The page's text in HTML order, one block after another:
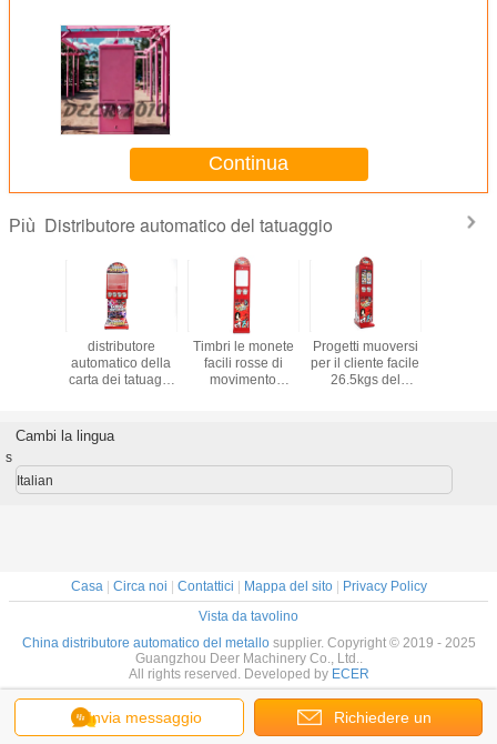
Continua
Più Distributore automatico del tatuaggio
della
di
distributore
automatico della
carta dei tatuaggi
metallo per i
bambini
Timbri le monete
facili rosse di
movimento
per il centro del
Progetti muoversi
per il cliente facile
26.5kgs del
Invia messaggio Richiedere un
Cambi la lingua
s
Italian
Casa| Circa noi | Contattici | Mappa del sito| Privacy Policy
Vista da tavolino
China distributore automatico del metallosupplier. Copyright © 2019 - 2025
Guangzhou Deer Machinery Co., Ltd..
All rights reserved. Developed by ECER